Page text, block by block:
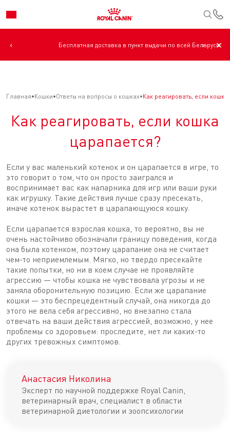
‹ Бесплатная доставка в пункт выдачи по всей Беларуси. › ✕
Главная Кошки Ответы на вопросы о кошках Как реагировать, если кошка
Как реагировать, если кошка
царапается?
Если у вас маленький котенок и он царапается в игре, то
это говорит о том, что он просто заигрался и
воспринимает вас как напарника для игр или ваши руки
как игрушку. Такие действия лучше сразу пресекать,
иначе котенок вырастет в царапающуюся кошку.
Если царапается взрослая кошка, то вероятно, вы не
очень настойчиво обозначали границу поведения, когда
она была котенком, поэтому царапание она не считает
чем-то неприемлемым. Мягко, но твердо пресекайте
такие попытки, но ни в коем случае не проявляйте
агрессию — чтобы кошка не чувствовала угрозы и не
заняла оборонительную позицию. Если же царапание
кошки — это беспрецедентный случай, она никогда до
этого не вела себя агрессивно, но внезапно стала
отвечать на ваши действия агрессией, возможно, у нее
проблемы со здоровьем: проследите, нет ли каких-то
других тревожных симптомов.
Анастасия Николина
Эксперт по научной поддержке Royal Canin,
ветеринарный врач, специалист в области
ветеринарной диетологии и зоопсихологии